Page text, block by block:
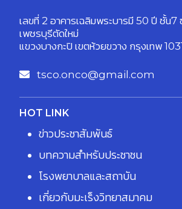
เลขที่ 2 อาคารเฉลิมพระบารมี 50 ปี ชั้น
เพชรบุรีตัดใหม่
แขวงบางกะปิ เขตห้วยขวาง กรุงเทพ
tsco.onco@gmail.com
HOT LINK
ข่าวประชาสัมพันธ์
บทความสำหรับประชาชน
โรงพยาบาลและสถาบัน
เกี่ยวกับมะเร็งวิทยาสมาคม